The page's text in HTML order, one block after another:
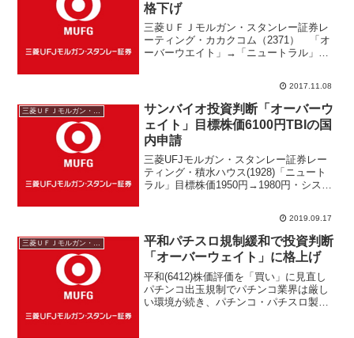
格下げ
三菱ＵＦＪモルガン・スタンレー証券レ
ーティング・カカクコム（2371） 「オ
ーバーウエイト」→「ニュートラル」格
円・カルビー（2229） 目標株価40...
2017.11.08
三菱ＵＦＪモルガン・スタンレー
サンバイオ投資判断「オーバーウ
ェイト」目標株価6100円TBIの国
内申請
三菱UFJモルガン・スタンレー証券レー
ティング・積水ハウス(1928)「ニュート
ラル」目標株価1950円→1980円・シスメ
2019.09.17
三菱ＵＦＪモルガン・スタンレー
平和パチスロ規制緩和で投資判断
「オーバーウェイト」に格上げ
平和(6412)株価評価を「買い」に見直し
パチンコ出玉規制でパチンコ業界は厳し
い環境が続き、パチンコ・パチスロ製造